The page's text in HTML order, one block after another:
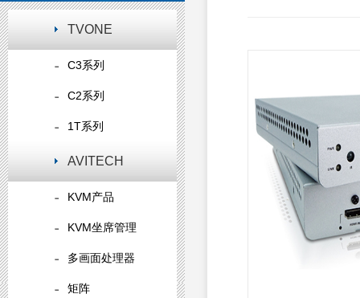
TVONE
C3系列
C2系列
1T系列
AVITECH
KVM产品
KVM坐席管理
多画面处理器
矩阵